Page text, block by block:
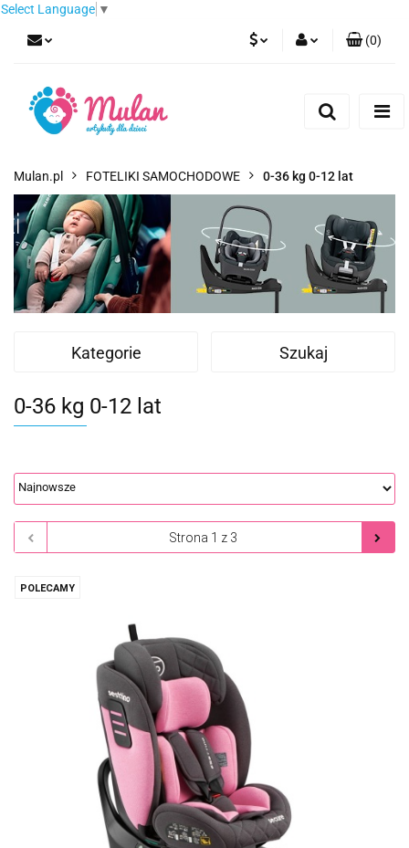
Select Language ▼
(0)
Mulan.pl FOTELIKI SAMOCHODOWE 0-36 kg 0-12 lat
Kategorie Szukaj
0-36 kg 0-12 lat
POLECAMY